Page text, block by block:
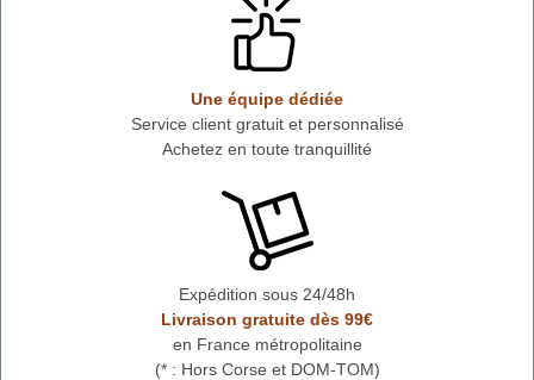
Une équipe dédiée
Service client gratuit et personnalisé
Achetez en toute tranquillité
Expédition sous 24/48h
Livraison gratuite dès 99€
en France métropolitaine
(* : Hors Corse et DOM-TOM)